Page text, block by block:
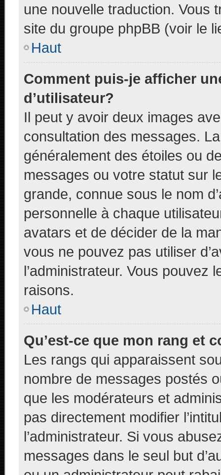
une nouvelle traduction. Vous
site du groupe phpBB (voir le
Haut
Comment puis-je afficher
d’utilisateur?
Il peut y avoir deux images
consultation des messages.
généralement des étoiles ou
messages ou votre statut sur
grande, connue sous le nom
personnelle à chaque
avatars et de décider de la
vous ne pouvez pas utiliser
l’administrateur. Vous pouvez
raisons.
Haut
Qu’est-ce que mon rang et
Les rangs qui apparaissent
nombre de messages postés
que les modérateurs et
pas directement modifier
l’administrateur. Si vous
messages dans le seul but